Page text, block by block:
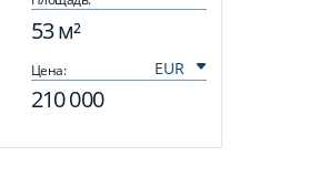
53 м²
Цена:
210 000